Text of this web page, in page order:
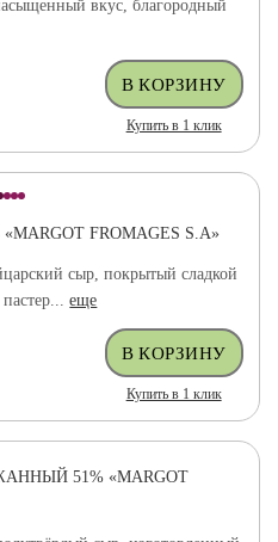
вкус, благородный
Купить в 1 клик
FROMAGES S.A»
сыр, покрытый сладкой
пастер...еще
Купить в 1 клик
51% «MARGOT